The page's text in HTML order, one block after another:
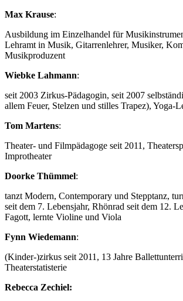
Max Krause:
Ausbildung im Einzelhandel für
Lehramt in Musik, Gitarrenlehrer, Musiker,
Musikproduzent
Wiebke Lahmann:
seit 2003 Zirkus-Pädagogin, seit 2007
allem Feuer, Stelzen und stilles Trapez), Yoga-
Tom Martens:
Theater- und Filmpädagoge seit 2011,
Improtheater
Doorke Thümmel:
tanzt Modern, Contemporary und Stepptanz,
seit dem 7. Lebensjahr, Rhönrad seit dem 12.
Fagott, lernte Violine und Viola
Fynn Wiedemann:
(Kinder-)zirkus seit 2011, 13 Jahre
Theaterstatisterie
Rebecca Zechiel: